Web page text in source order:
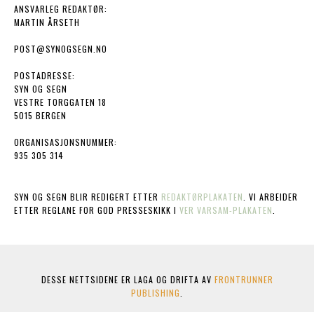
ANSVARLEG REDAKTØR:
MARTIN ÅRSETH
POST@SYNOGSEGN.NO
POSTADRESSE:
SYN OG SEGN
VESTRE TORGGATEN 18
5015 BERGEN
ORGANISASJONSNUMMER:
935 305 314
SYN OG SEGN BLIR REDIGERT ETTER REDAKTØRPLAKATEN . VI ARBEIDER
ETTER REGLANE FOR GOD PRESSESKIKK I VER VARSAM-PLAKATEN
DESSE NETTSIDENE ER LAGA OG DRIFTA AV FRONTRUNNER
PUBLISHING